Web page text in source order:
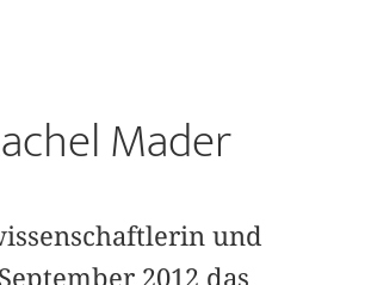
Mader
und
2012 das